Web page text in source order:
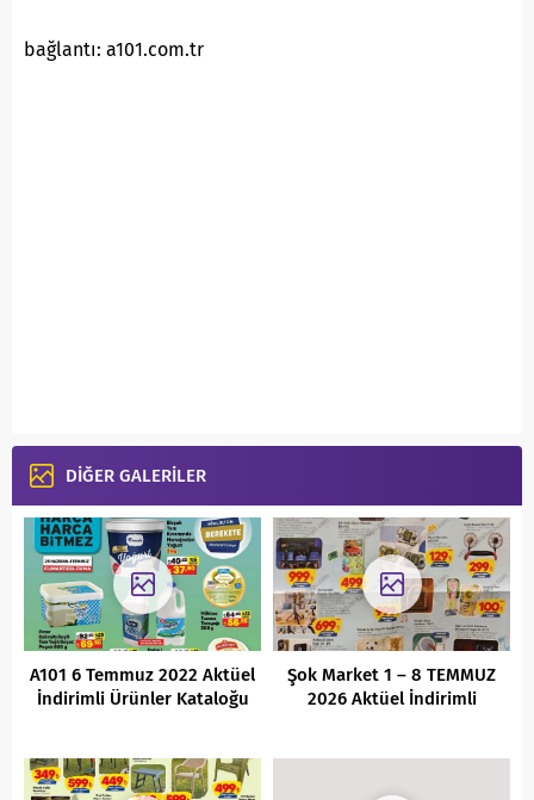
bağlantı: a101.com.tr
DİĞER GALERİLER
A101 6 Temmuz 2022 Aktüel
İndirimli Ürünler Kataloğu
Şok Market 1 – 8 TEMMUZ
2026 Aktüel İndirimli